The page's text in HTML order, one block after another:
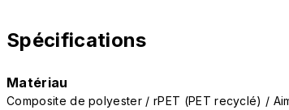
Spécifications
Matériau
Composite de polyester / rPET (PET recyclé) /